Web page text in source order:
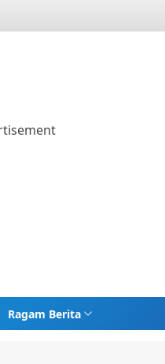
Ragam Berita